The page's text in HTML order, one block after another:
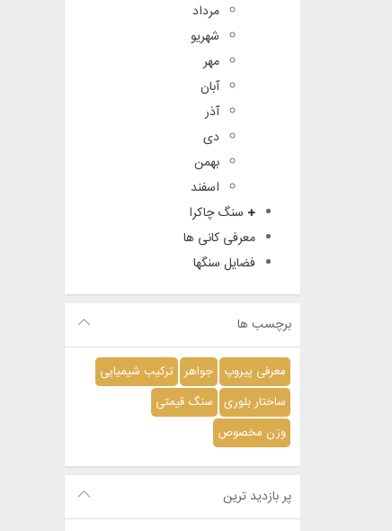
مرداد
شهریو
مهر
آبان
آذر
دی
بهمن
اسفند
سنگ چاکرا
معرفی کانی ها
فضایل سنگها
برچسب ها
معرفی پیروپ جواهر ترکیب شیمیایی
ساختار بلوری سنگ قیمتی
وزن مخصوص
پر بازدید ترین